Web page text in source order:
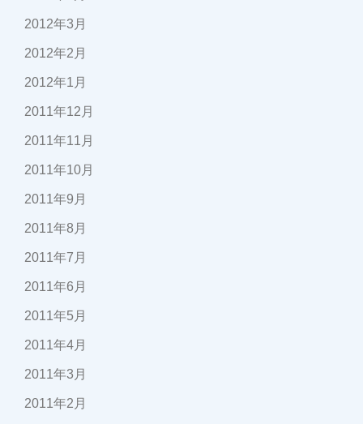
2012年3月
2012年2月
2012年1月
2011年12月
2011年11月
2011年10月
2011年9月
2011年8月
2011年7月
2011年6月
2011年5月
2011年4月
2011年3月
2011年2月